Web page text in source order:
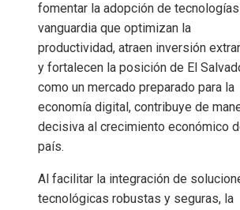
fomentar la adopción de
vanguardia que optimizan la
productividad, atraen inversión
y fortalecen la posición de El
como un mercado preparado para la
economía digital, contribuye de
decisiva al crecimiento económico
país.
Al facilitar la integración de
tecnológicas robustas y seguras, la